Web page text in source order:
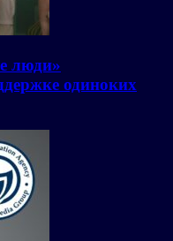
люди»
одиноких